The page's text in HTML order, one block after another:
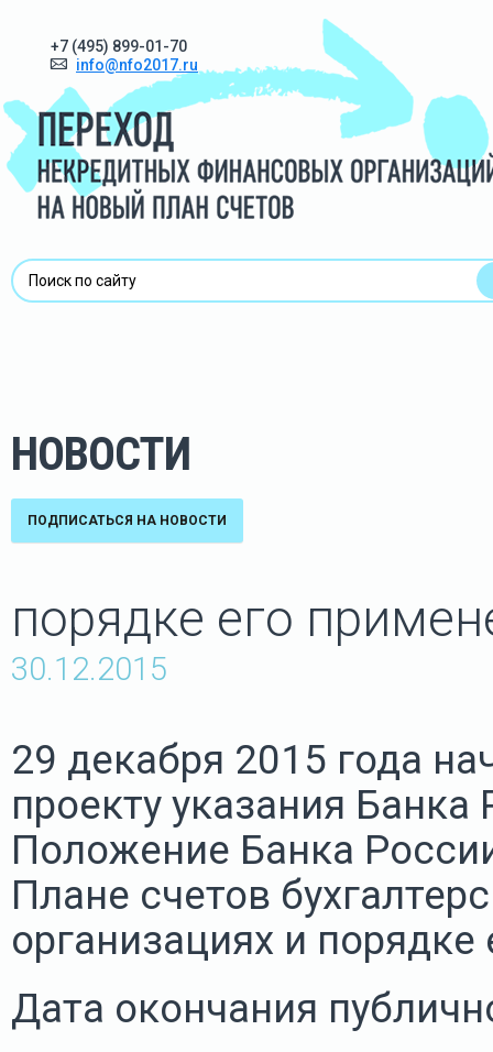
+7 (495) 899-01-70
8 info@nfo2017.ru
НОВОСТИ
ПОДПИСАТЬСЯ НА НОВОСТИ
порядке его
30.12.2015
29 декабря 2015 года
проекту указания
Положение Банка
Плане счетов
организациях и
Дата окончания